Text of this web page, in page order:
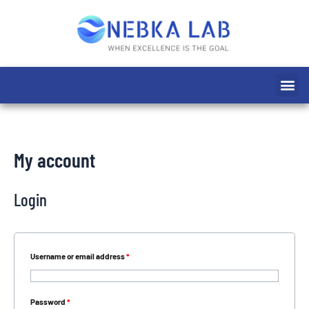
My account
Login
Username or email address*
Password *